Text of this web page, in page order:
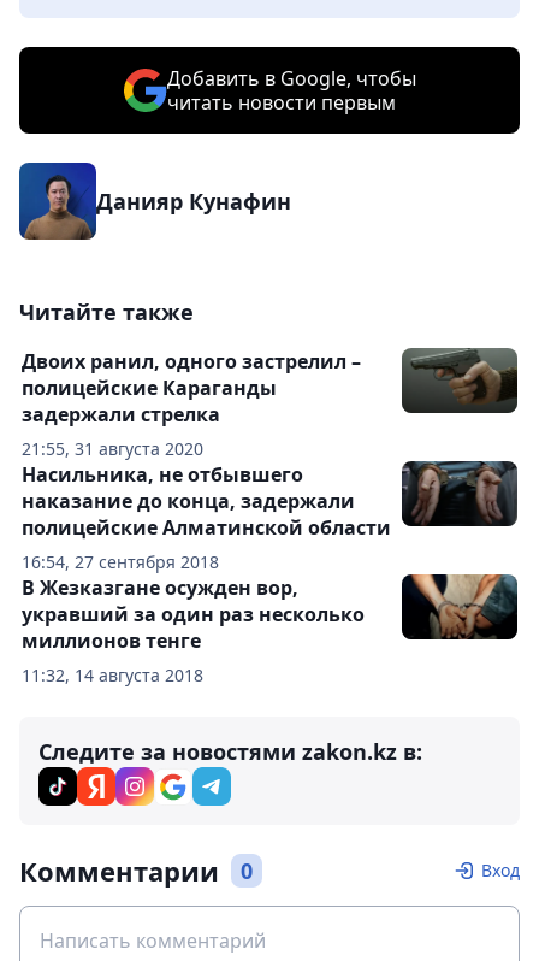
Добавить в Google, чтобы
читать новости первым
Данияр Кунафин
Читайте также
21:55, 31 августа 2020
Двоих ранил, одного застрелил –
полицейские Караганды
задержали стрелка
16:54, 27 сентября 2018
Насильника, не отбывшего
наказание до конца, задержали
полицейские Алматинской области
11:32, 14 августа 2018
В Жезказгане осужден вор,
укравший за один раз несколько
миллионов тенге
Следите за новостями zakon.kz в:
Комментарии 0 Вход